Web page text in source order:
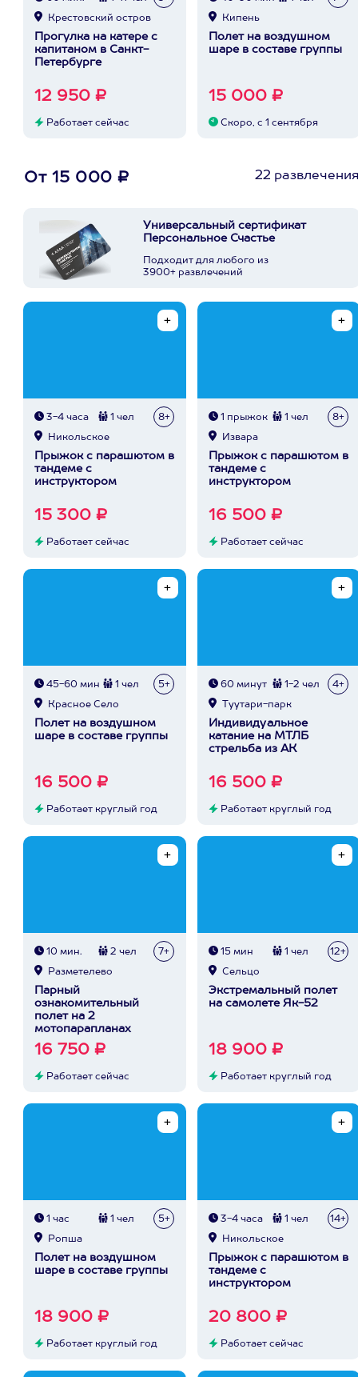
Крестовский остров
Прогулка на катере с
капитаном в Санкт-
Петербурге
12 950 ₽
Работает сейчас
Кипень
Полет на воздушном
шаре в составе группы
15 000 ₽
Скоро, с 1 сентября
От 15 000 ₽ 22
Универсальный сертификат
Персональное Счастье
Подходит для любого из
3900+ развлечений
3-4 часа 1 чел 8+
Никольское
Прыжок с парашютом в
тандеме с
инструктором
15 300 ₽
Работает сейчас
1 прыжок 1 чел 8+
Извара
Прыжок с парашютом в
тандеме с
инструктором
16 500 ₽
Работает сейчас
45-60 мин 1 чел 5+
Красное Село
Полет на воздушном
шаре в составе группы
16 500 ₽
Работает круглый год
60 минут 1-2 чел 4+
Туутари-парк
Индивидуальное
катание на МТЛБ
стрельба из АК
16 500 ₽
Работает круглый год
10 мин. 2 чел 7+
Разметелево
Парный
ознакомительный
полет на 2
мотопарапланах
16 750 ₽
Работает сейчас
15 мин 1 чел 12+
Сельцо
Экстремальный полет
на самолете Як-52
18 900 ₽
Работает круглый год
1 час 1 чел 5+
Ропша
Полет на воздушном
шаре в составе группы
18 900 ₽
Работает круглый год
3-4 часа 1 чел 14+
Никольское
Прыжок с парашютом в
тандеме с
инструктором
20 800 ₽
Работает сейчас